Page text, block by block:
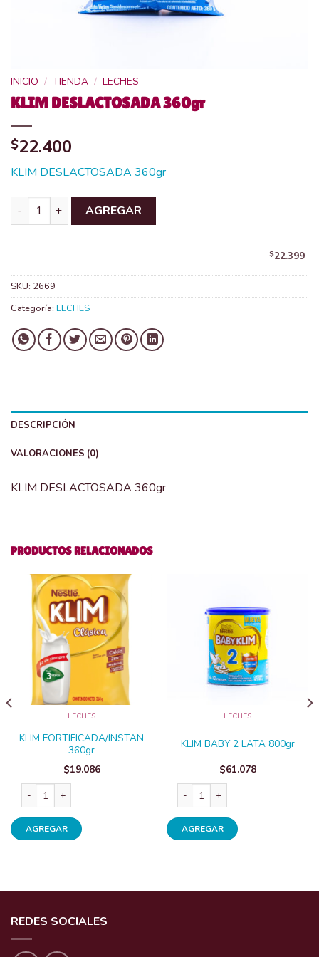
INICIO / TIENDA / LECHES
KLIM DESLACTOSADA 360gr
$22.400
KLIM DESLACTOSADA 360gr
KLIM DESLACTOSADA 360gr cantidad
AGREGAR
$22.399
SKU: 2669
Categoría: LECHES
DESCRIPCIÓN
VALORACIONES (0)
KLIM DESLACTOSADA 360gr
PRODUCTOS RELACIONADOS
LECHES
KLIM FORTIFICADA/INSTAN
360gr
$19.086
AGREGAR
LECHES
KLIM BABY 2 LATA 800gr
$61.078
AGREGAR
REDES SOCIALES